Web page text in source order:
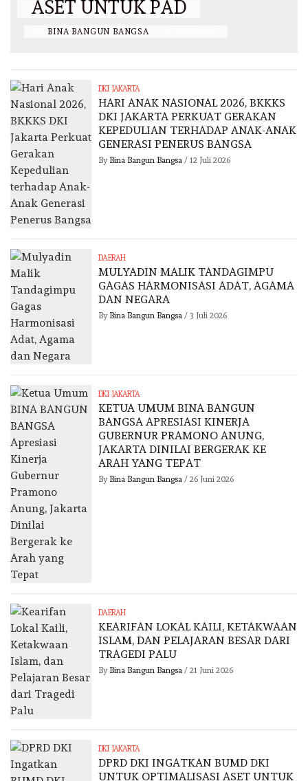
ASET UNTUK PAD
BINA BANGUN BANGSA
DKI JAKARTA
HARI ANAK NASIONAL 2026, BKKKS
DKI JAKARTA PERKUAT GERAKAN
KEPEDULIAN TERHADAP ANAK-ANAK
GENERASI PENERUS BANGSA
By Bina Bangun Bangsa / 12 Juli 2026
DAERAH
MULYADIN MALIK TANDAGIMPU
GAGAS HARMONISASI ADAT, AGAMA
DAN NEGARA
By Bina Bangun Bangsa / 3 Juli 2026
DKI JAKARTA
KETUA UMUM BINA BANGUN
BANGSA APRESIASI KINERJA
GUBERNUR PRAMONO ANUNG,
JAKARTA DINILAI BERGERAK KE
ARAH YANG TEPAT
By Bina Bangun Bangsa / 26 Juni 2026
DAERAH
KEARIFAN LOKAL KAILI, KETAKWAAN
ISLAM, DAN PELAJARAN BESAR DARI
TRAGEDI PALU
By Bina Bangun Bangsa / 21 Juni 2026
DKI JAKARTA
DPRD DKI INGATKAN BUMD DKI
UNTUK OPTIMALISASI ASET UNTUK